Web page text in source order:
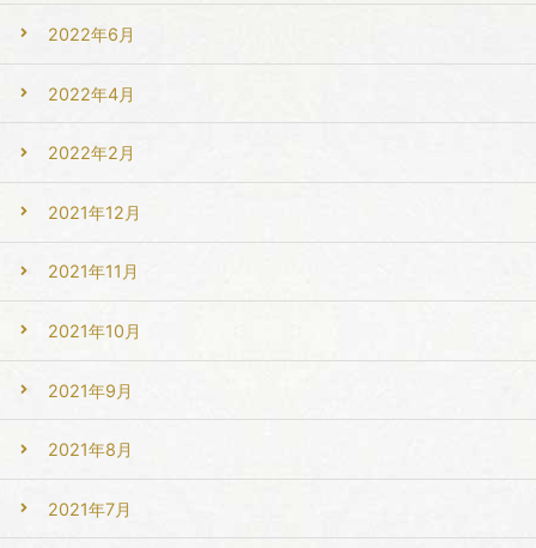
2022年6月
2022年4月
2022年2月
2021年12月
2021年11月
2021年10月
2021年9月
2021年8月
2021年7月